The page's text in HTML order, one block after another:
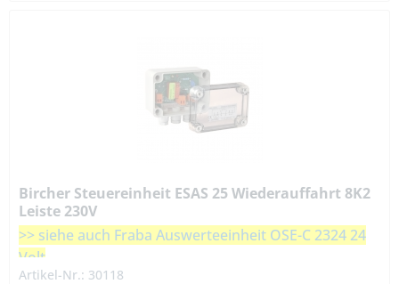
Bircher Steuereinheit ESAS 25 Wiederauffahrt 8K2
Leiste 230V
>> siehe auch Fraba Auswerteeinheit OSE-C 2324 24
Volt
Artikel-Nr.: 30118